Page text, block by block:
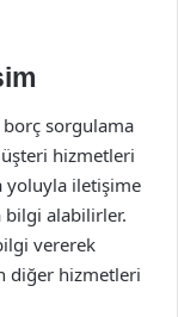
borç sorgulama
hizmetleri
yoluyla iletişime
bilgi alabilirler.
vererek
diğer hizmetleri